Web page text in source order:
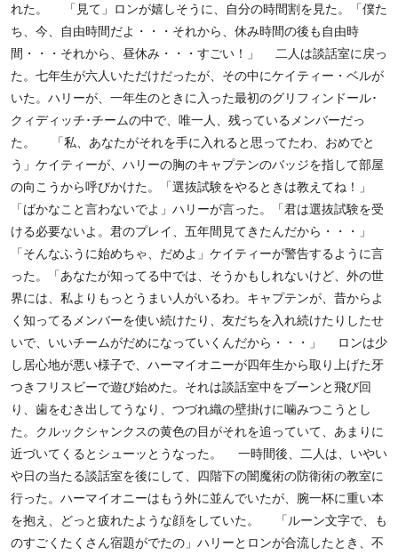
れた。 「見て」ロンが嬉しそうに、自分の時間割を見た。「僕た
ち、今、自由時間だよ・・・それから、休み時間の後も自由時
間・・・それから、昼休み・・・すごい！」 二人は談話室に戻っ
た。七年生が六人いただけだったが、その中にケイティー・ベルが
いた。ハリーが、一年生のときに入った最初のグリフィンドール･
クィディッチ･チームの中で、唯一人、残っているメンバーだっ
た。 「私、あなたがそれを手に入れると思ってたわ、おめでと
う」ケイティーが、ハリーの胸のキャプテンのバッジを指して部屋
の向こうから呼びかけた。「選抜試験をやるときは教えてね！」
「ばかなこと言わないでよ」ハリーが言った。「君は選抜試験を受
ける必要ないよ。君のプレイ、五年間見てきたんだから・・・」
「そんなふうに始めちゃ、だめよ」ケイティーが警告するように言
った。「あなたが知ってる中では、そうかもしれないけど、外の世
界には、私よりもっとうまい人がいるわ。キャプテンが、昔からよ
く知ってるメンバーを使い続けたり、友だちを入れ続けたりしたせ
いで、いいチームがだめになっていくんだから・・・」 ロンは少
し居心地が悪い様子で、ハーマイオニーが四年生から取り上げた牙
つきフリスビーで遊び始めた。それは談話室中をブーンと飛び回
り、歯をむき出してうなり、つづれ織の壁掛けに噛みつこうとし
た。クルックシャンクスの黄色の目がそれを追っていて、あまりに
近づいてくるとシューッとうなった。 一時間後、二人は、いやい
や日の当たる談話室を後にして、四階下の闇魔術の防衛術の教室に
行った。ハーマイオニーはもう外に並んでいたが、腕一杯に重い本
を抱え、どっと疲れたような顔をしていた。 「ルーン文字で、も
のすごくたくさん宿題がでたの」ハリーとロンが合流したとき、不